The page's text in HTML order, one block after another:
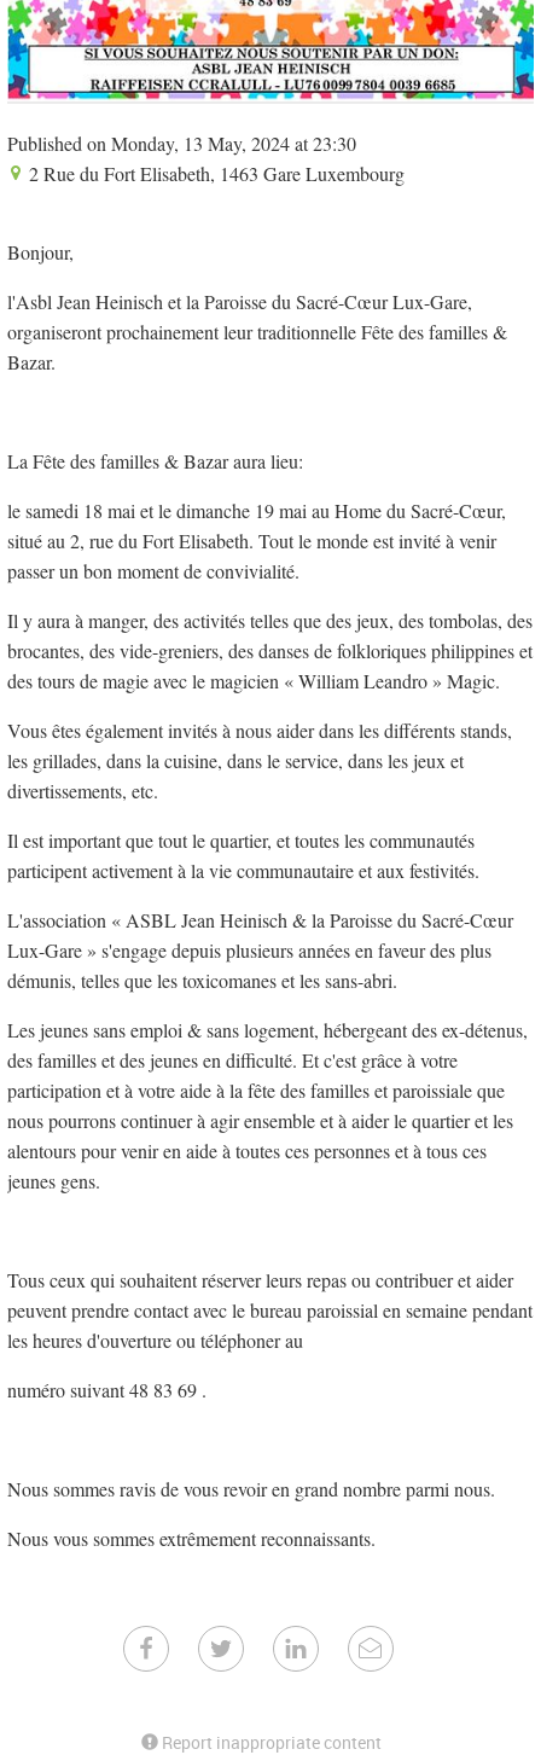
Published on Monday, 13 May, 2024 at 23:30
2 Rue du Fort Elisabeth, 1463 Gare Luxembourg
Bonjour,
l'Asbl Jean Heinisch et la Paroisse du Sacré-Cœur Lux-Gare,
organiseront prochainement leur traditionnelle Fête des familles &
Bazar.
La Fête des familles & Bazar aura lieu:
le samedi 18 mai et le dimanche 19 mai au Home du Sacré-Cœur,
situé au 2, rue du Fort Elisabeth. Tout le monde est invité à venir
passer un bon moment de convivialité.
Il y aura à manger, des activités telles que des jeux, des tombolas, des
brocantes, des vide-greniers, des danses de folkloriques philippines et
des tours de magie avec le magicien « William Leandro » Magic.
Vous êtes également invités à nous aider dans les différents stands,
les grillades, dans la cuisine, dans le service, dans les jeux et
divertissements, etc.
Il est important que tout le quartier, et toutes les communautés
participent activement à la vie communautaire et aux festivités.
L'association « ASBL Jean Heinisch & la Paroisse du Sacré-Cœur
Lux-Gare » s'engage depuis plusieurs années en faveur des plus
démunis, telles que les toxicomanes et les sans-abri.
Les jeunes sans emploi & sans logement, hébergeant des ex-détenus,
des familles et des jeunes en difficulté. Et c'est grâce à votre
participation et à votre aide à la fête des familles et paroissiale que
nous pourrons continuer à agir ensemble et à aider le quartier et les
alentours pour venir en aide à toutes ces personnes et à tous ces
jeunes gens.
Tous ceux qui souhaitent réserver leurs repas ou contribuer et aider
peuvent prendre contact avec le bureau paroissial en semaine pendant
les heures d'ouverture ou téléphoner au
numéro suivant 48 83 69 .
Nous sommes ravis de vous revoir en grand nombre parmi nous.
Nous vous sommes extrêmement reconnaissants.
Report inappropriate content